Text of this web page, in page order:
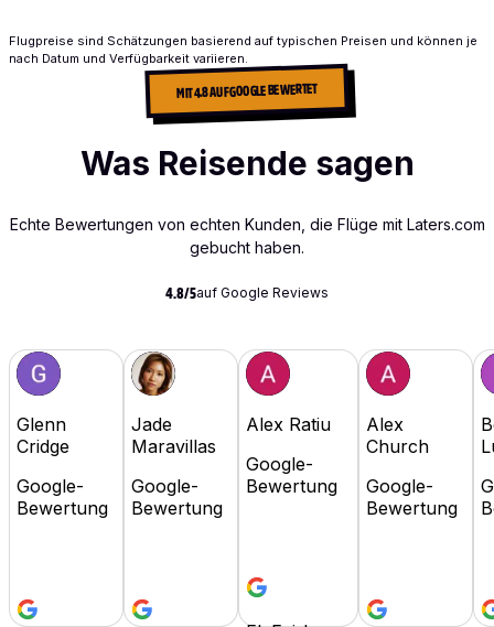
Flugpreise sind Schätzungen basierend auf typischen Preisen und können je
nach Datum und Verfügbarkeit variieren.
MIT 4.8 AUF GOOGLE BEWERTET
Was Reisende sagen
Echte Bewertungen von echten Kunden, die Flüge mit Laters.com
gebucht haben.
4.8/5auf Google Reviews
Glenn
Cridge
Google-
Bewertung
Jade
Maravillas
Google-
Bewertung
Alex Ratiu
Google-
Bewertung
Alex
Church
Google-
Bewertung